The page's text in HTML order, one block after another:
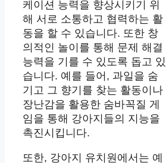
케이션 능력을 향상시키기 위
해 서로 소통하고 협력하는 활
동을 할 수 있습니다. 또한 창
의적인 놀이를 통해 문제 해결
능력을 기를 수 있도록 돕고 있
습니다. 예를 들어, 과일을 숨
기고 그 향기를 찾는 활동이나
장난감을 활용한 숨바꼭질 게
임을 통해 강아지들의 지능을
촉진시킵니다.
또한, 강아지 유치원에서는 예